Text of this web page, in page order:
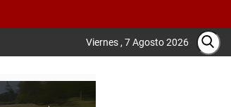
Viernes , 7 Agosto 2026